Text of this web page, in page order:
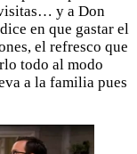
y a Don
en que gastar el
el refresco que
todo al modo
a la familia pues